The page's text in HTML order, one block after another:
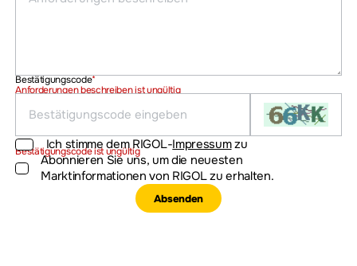
Anforderungen beschreiben ist ungültig
Bestätigungscode*
Bestätigungscode ist ungültig
Ich stimme dem RIGOL-Impressumzu
Abonnieren Sie uns, um die neuesten
Marktinformationen von RIGOL zu erhalten.
Absenden